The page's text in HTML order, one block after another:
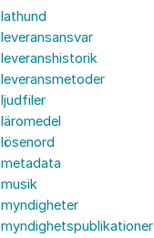
lathund
leveransansvar
leveranshistorik
leveransmetoder
ljudfiler
läromedel
lösenord
metadata
musik
myndigheter
myndighetspublikationer